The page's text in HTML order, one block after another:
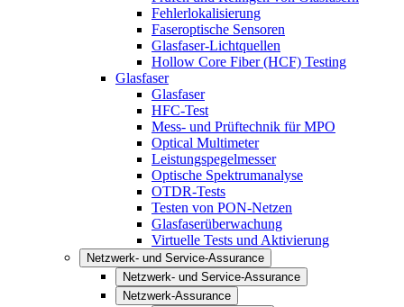
Fehlerlokalisierung
Faseroptische Sensoren
Glasfaser-Lichtquellen
Hollow Core Fiber (HCF) Testing
Glasfaser
Glasfaser
HFC-Test
Mess- und Prüftechnik für MPO
Optical Multimeter
Leistungspegelmesser
Optische Spektrumanalyse
OTDR-Tests
Testen von PON-Netzen
Glasfaserüberwachung
Virtuelle Tests und Aktivierung
Netzwerk- und Service-Assurance
Netzwerk- und Service-Assurance
Netzwerk-Assurance